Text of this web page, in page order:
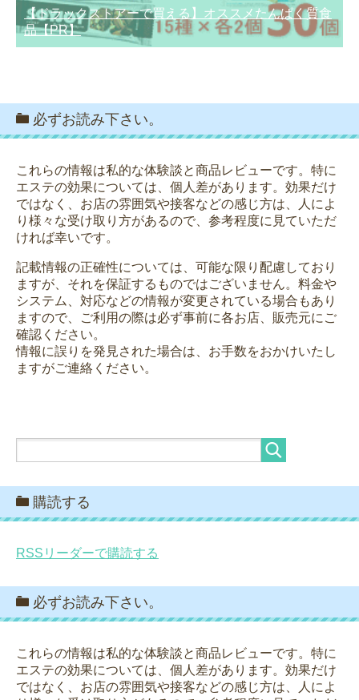
【ドラックストアーで買える】オススメたんぱく質食
品【PR】
必ずお読み下さい。
これらの情報は私的な体験談と商品レビューです。特に
エステの効果については、個人差があります。効果だけ
ではなく、お店の雰囲気や接客などの感じ方は、人によ
り様々な受け取り方があるので、参考程度に見ていただ
ければ幸いです。
記載情報の正確性については、可能な限り配慮しており
ますが、それを保証するものではございません。料金や
システム、対応などの情報が変更されている場合もあり
ますので、ご利用の際は必ず事前に各お店、販売元にご
確認ください。
情報に誤りを発見された場合は、お手数をおかけいたし
ますがご連絡ください。
購読する
RSSリーダーで購読する
必ずお読み下さい。
これらの情報は私的な体験談と商品レビューです。特に
エステの効果については、個人差があります。効果だけ
ではなく、お店の雰囲気や接客などの感じ方は、人によ